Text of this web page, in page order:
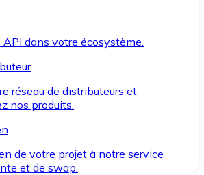
dans votre écosystème.
réseau de distributeurs et
nos produits.
de votre projet à notre service
et de swap.